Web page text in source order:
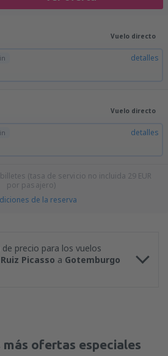
Vuelo directo
detalles
Vuelo directo
detalles
(tasa de servicio no incluida 29 EUR
por pasajero)
de la reserva
precio para los vuelos
Picasso a Gotemburgo
más ofertas especiales